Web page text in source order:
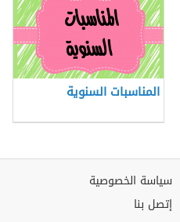
المناسبات السنوية
سياسة الخصوصية
إتصل بنا